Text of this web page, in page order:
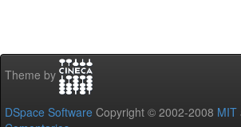
Theme by
DSpace Software Copyright © 2002-2008 MIT